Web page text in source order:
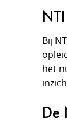
Bij
het
De